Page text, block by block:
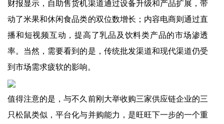
财报显示，自助售货机渠道通过设备升级和产品扩展，带
动了米果和休闲食品类的双位数增长；内容电商则通过直
播和短视频互动，提高了乳品及饮料类产品的市场渗透
率。当然，需要看到的是，传统批发渠道和现代渠道仍受
到市场需求疲软的影响。
值得注意的是，与不久前刚大举收购三家供应链企业的三
只松鼠类似，平台化与并购能力，是旺旺下一步的一个重